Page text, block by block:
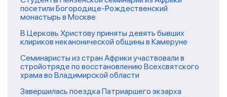
посетили Богородице-Рождественский
монастырь в Москве
В Церковь Христову приняты девять бывших
клириков неканонической общины в Камеруне
Семинаристы из стран Африки участвовали в
стройотряде по восстановлению Всехсвятского
храма во Владимирской области
Завершилась поездка Патриаршего экзарха